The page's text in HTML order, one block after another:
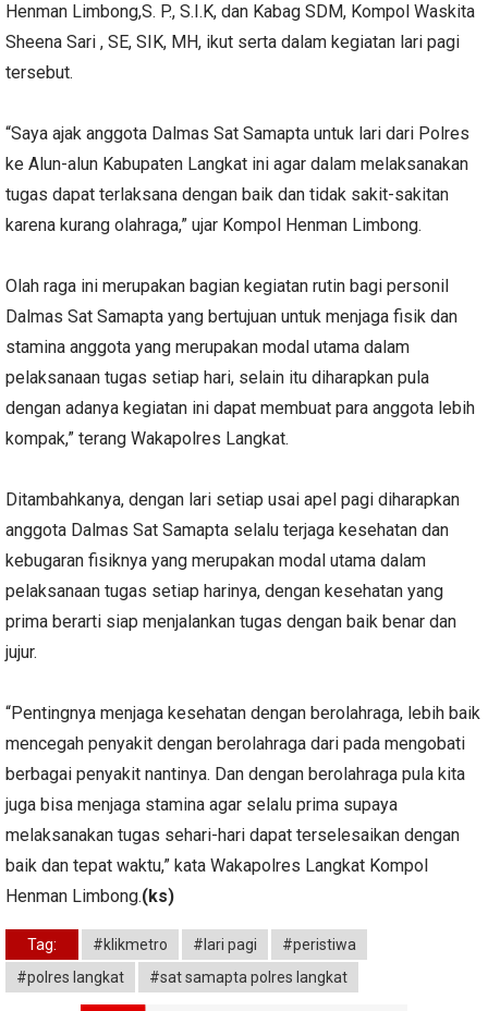
Henman Limbong,S. P., S.I.K, dan Kabag SDM, Kompol Waskita
Sheena Sari , SE, SIK, MH, ikut serta dalam kegiatan lari pagi
tersebut.
“Saya ajak anggota Dalmas Sat Samapta untuk lari dari Polres
ke Alun-alun Kabupaten Langkat ini agar dalam melaksanakan
tugas dapat terlaksana dengan baik dan tidak sakit-sakitan
karena kurang olahraga,” ujar Kompol Henman Limbong.
Olah raga ini merupakan bagian kegiatan rutin bagi personil
Dalmas Sat Samapta yang bertujuan untuk menjaga fisik dan
stamina anggota yang merupakan modal utama dalam
pelaksanaan tugas setiap hari, selain itu diharapkan pula
dengan adanya kegiatan ini dapat membuat para anggota lebih
kompak,” terang Wakapolres Langkat.
Ditambahkanya, dengan lari setiap usai apel pagi diharapkan
anggota Dalmas Sat Samapta selalu terjaga kesehatan dan
kebugaran fisiknya yang merupakan modal utama dalam
pelaksanaan tugas setiap harinya, dengan kesehatan yang
prima berarti siap menjalankan tugas dengan baik benar dan
jujur.
“Pentingnya menjaga kesehatan dengan berolahraga, lebih baik
mencegah penyakit dengan berolahraga dari pada mengobati
berbagai penyakit nantinya. Dan dengan berolahraga pula kita
juga bisa menjaga stamina agar selalu prima supaya
melaksanakan tugas sehari-hari dapat terselesaikan dengan
baik dan tepat waktu,” kata Wakapolres Langkat Kompol
Henman Limbong.(ks)
Tag: #klikmetro #lari pagi
#peristiwa
#polres langkat
#sat samapta polres langkat